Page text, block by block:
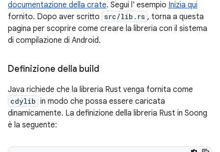
documentazione della crate. Segui l' esempio Inizia qui
fornito. Dopo aver scritto src/lib.rs , torna a questa
pagina per scoprire come creare la libreria con il sistema
di compilazione di Android.
Definizione della build
Java richiede che la libreria Rust venga fornita come
cdylib in modo che possa essere caricata
dinamicamente. La definizione della libreria Rust in Soong
è la seguente: